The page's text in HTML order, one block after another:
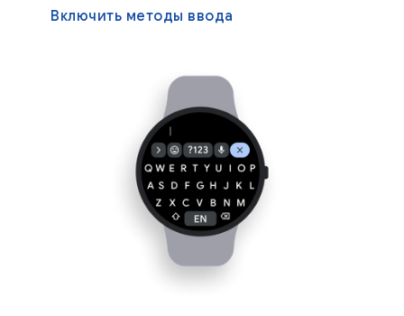
Включить методы ввода